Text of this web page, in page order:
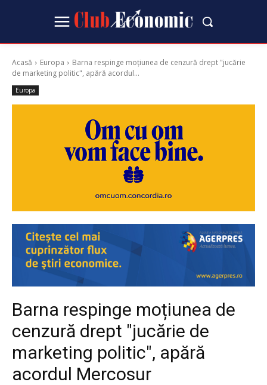
Acasă Europa
Barna respinge moțiunea de cenzură drept "jucărie
de marketing politic", apără acordul...
Europa
Barna respinge moțiunea de
cenzură drept "jucărie de
marketing politic", apără
acordul Mercosur